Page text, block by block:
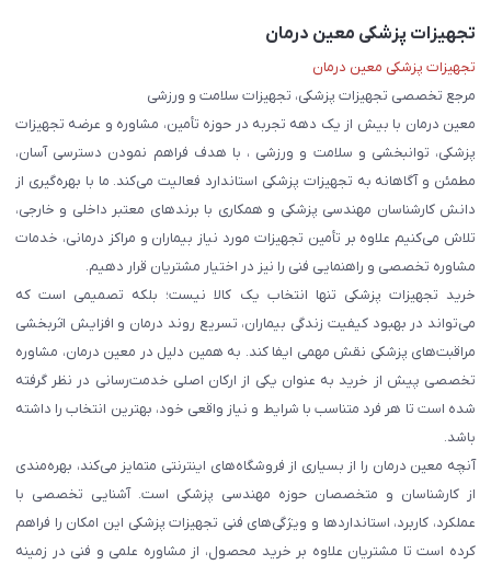
تجهیزات پزشکی معین درمان
تجهیزات پزشکی معین درمان
مرجع تخصصی تجهیزات پزشکی، تجهیزات سلامت و ورزشی
معین درمان با بیش از یک دهه تجربه در حوزه تأمین، مشاوره و عرضه تجهیزات
پزشکی، توانبخشی و سلامت و ورزشی ، با هدف فراهم نمودن دسترسی آسان،
مطمئن و آگاهانه به تجهیزات پزشکی استاندارد فعالیت می‌کند. ما با بهره‌گیری از
دانش کارشناسان مهندسی پزشکی و همکاری با برندهای معتبر داخلی و خارجی،
تلاش می‌کنیم علاوه بر تأمین تجهیزات مورد نیاز بیماران و مراکز درمانی، خدمات
مشاوره تخصصی و راهنمایی فنی را نیز در اختیار مشتریان قرار دهیم.
خرید تجهیزات پزشکی تنها انتخاب یک کالا نیست؛ بلکه تصمیمی است که
می‌تواند در بهبود کیفیت زندگی بیماران، تسریع روند درمان و افزایش اثربخشی
مراقبت‌های پزشکی نقش مهمی ایفا کند. به همین دلیل در معین درمان، مشاوره
تخصصی پیش از خرید به عنوان یکی از ارکان اصلی خدمت‌رسانی در نظر گرفته
شده است تا هر فرد متناسب با شرایط و نیاز واقعی خود، بهترین انتخاب را داشته
باشد.
آنچه معین درمان را از بسیاری از فروشگاه‌های اینترنتی متمایز می‌کند، بهره‌مندی
از کارشناسان و متخصصان حوزه مهندسی پزشکی است. آشنایی تخصصی با
عملکرد، کاربرد، استانداردها و ویژگی‌های فنی تجهیزات پزشکی این امکان را فراهم
کرده است تا مشتریان علاوه بر خرید محصول، از مشاوره علمی و فنی در زمینه